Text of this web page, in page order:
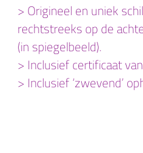
> Origineel en uniek
rechtstreeks op de
(in spiegelbeeld).
> Inclusief certificaat
> Inclusief ‘zwevend’